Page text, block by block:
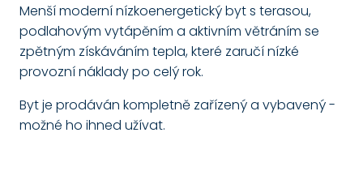
Menší moderní nízkoenergetický byt s terasou,
podlahovým vytápěním a aktivním větráním se
zpětným získáváním tepla, které zaručí nízké
provozní náklady po celý rok.
Byt je prodáván kompletně zařízený a vybavený -
možné ho ihned užívat.